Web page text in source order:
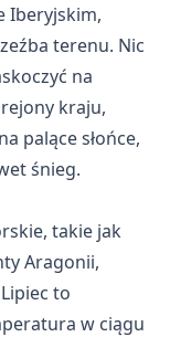
Iberyjskim,
terenu. Nic
na
kraju,
palące słońce,
śnieg.
takie jak
Aragonii,
to
w ciągu